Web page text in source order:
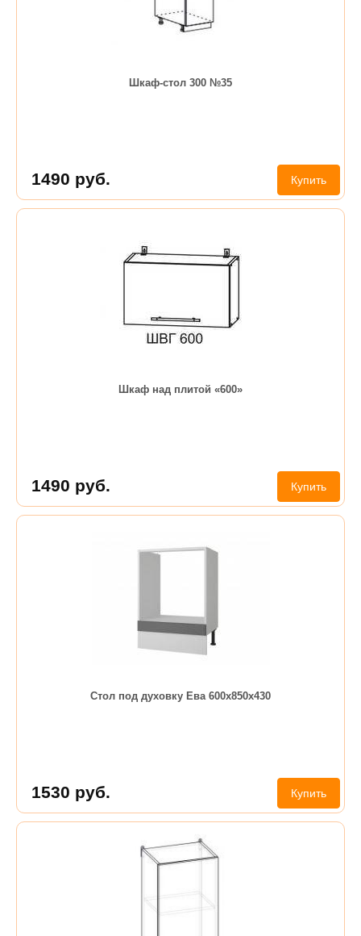
Шкаф-стол 300 №35
1490 руб. Купить
Шкаф над плитой «600»
1490 руб. Купить
Стол под духовку Ева 600х850х430
1530 руб. Купить